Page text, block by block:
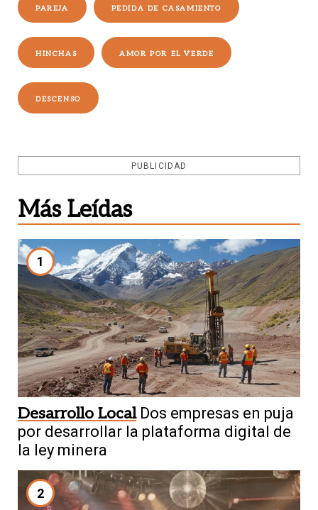
PAREJA PEDIDA DE CASAMIENTO
HINCHAS AMOR POR EL VERDE
DESCENSO
PUBLICIDAD
Más Leídas
1
Desarrollo Local Dos empresas en puja
por desarrollar la plataforma digital de
la ley minera
2